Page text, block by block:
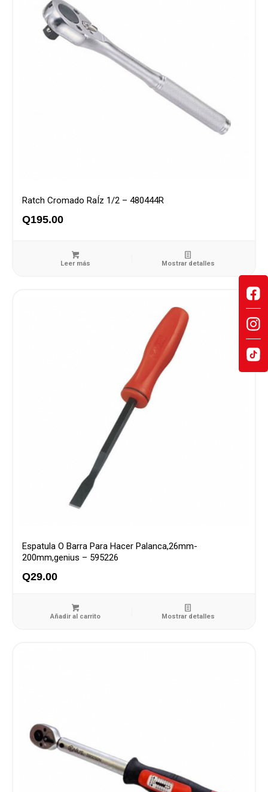
Ratch Cromado RaÍz 1/2 – 480444R
Q195.00
Leer más Mostrar detalles
Espatula O Barra Para Hacer Palanca,26mm-
200mm,genius – 595226
Q29.00
Añadir al carrito Mostrar detalles